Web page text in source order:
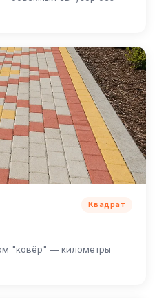
Квадрат
"ковёр" — километры